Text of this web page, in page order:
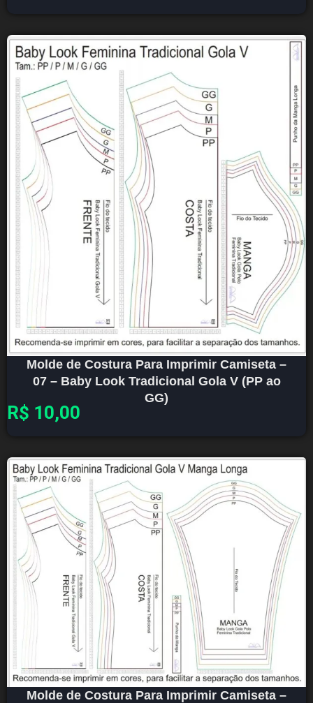
Molde de Costura Para Imprimir Camiseta –
07 – Baby Look Tradicional Gola V (PP ao
GG)
R$ 10,00
Molde de Costura Para Imprimir Camiseta –